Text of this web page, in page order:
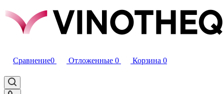
Сравнение0 Отложенные 0 Корзина 0